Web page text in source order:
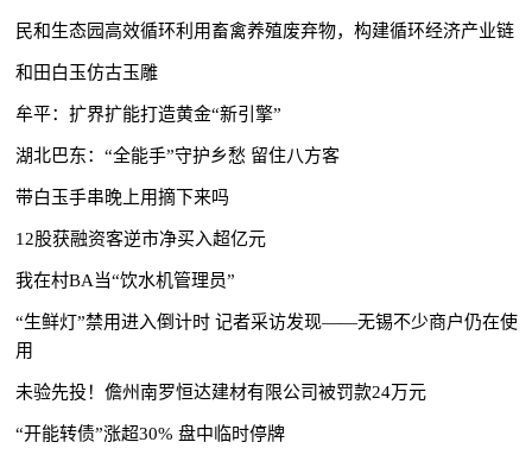
民和生态园高效循环利用畜禽养殖废弃物，构建循环经济产业链
和田白玉仿古玉雕
牟平：扩界扩能打造黄金“新引擎”
湖北巴东：“全能手”守护乡愁 留住八方客
带白玉手串晚上用摘下来吗
12股获融资客逆市净买入超亿元
我在村BA当“饮水机管理员”
“生鲜灯”禁用进入倒计时 记者采访发现——无锡不少商户仍在使
用
未验先投！儋州南罗恒达建材有限公司被罚款24万元
“开能转债”涨超30% 盘中临时停牌